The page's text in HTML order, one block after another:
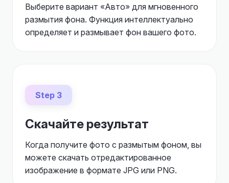
Выберите вариант «Авто» для мгновенного
размытия фона. Функция интеллектуально
определяет и размывает фон вашего фото.
Step 3
Скачайте результат
Когда получите фото с размытым фоном, вы
можете скачать отредактированное
изображение в формате JPG или PNG.